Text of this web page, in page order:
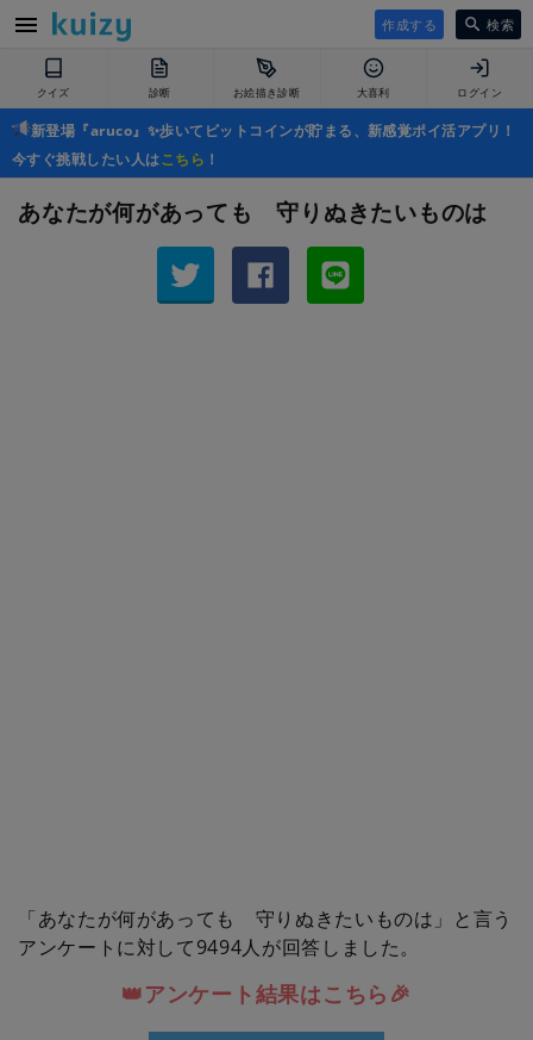
作成する 検索
クイズ 診断 お絵描き診断 大喜利 ログイン
新登場『aruco』✨歩いてビットコインが貯まる、新感覚ポイ活アプリ！
今すぐ挑戦したい人はこちら ！
あなたが何があっても 守りぬきたいものは
「あなたが何があっても 守りぬきたいものは」と言う
アンケートに対して9494人が回答しました。
👑アンケート結果はこちら🎉